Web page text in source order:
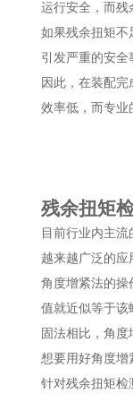
运行安全，而残
如果残余扭矩不
引发严重的安全
因此，在装配
效率低，而专业
残余扭矩
目前行业内主
越来越广泛的应
角度增紧法的操
值就近似等于该
固法相比，角
想要用好角度增
针对残余扭矩检